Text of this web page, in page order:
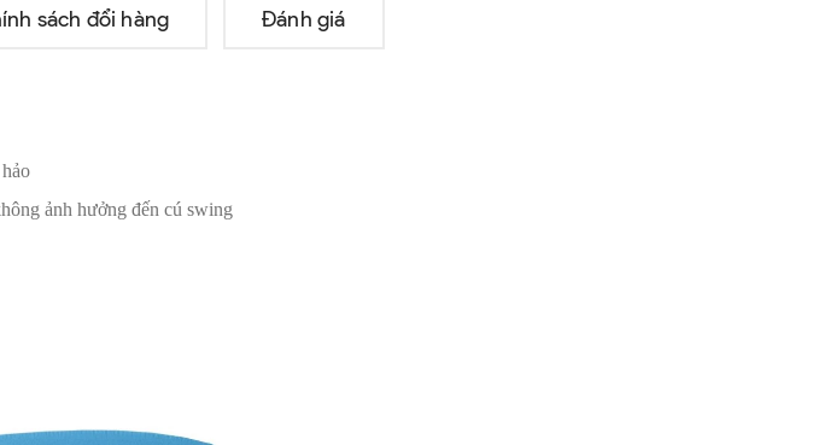
sách đổi hàng Đánh giá
ảnh hưởng đến cú swing